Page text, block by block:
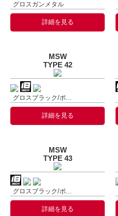
グロスガンメタル
詳細を見る
MSW
TYPE 42
グロスブラック/ポ...
詳細を見る
MSW
TYPE 43
グロスブラック/ポ...
詳細を見る